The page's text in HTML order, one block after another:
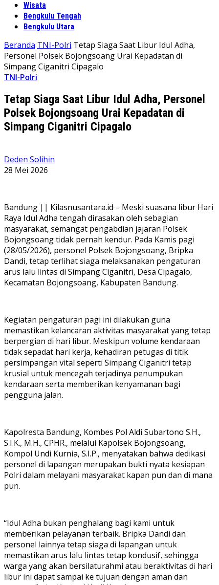
Wisata
Bengkulu Tengah
Bengkulu Utara
Beranda TNI-Polri Tetap Siaga Saat Libur Idul Adha,
Personel Polsek Bojongsoang Urai Kepadatan di
Simpang Ciganitri Cipagalo
TNI-Polri
Tetap Siaga Saat Libur Idul Adha, Personel
Polsek Bojongsoang Urai Kepadatan di
Simpang Ciganitri Cipagalo
Deden Solihin
28 Mei 2026
Bandung || Kilasnusantara.id – Meski suasana libur Hari
Raya Idul Adha tengah dirasakan oleh sebagian
masyarakat, semangat pengabdian jajaran Polsek
Bojongsoang tidak pernah kendur. Pada Kamis pagi
(28/05/2026), personel Polsek Bojongsoang, Bripka
Dandi, tetap terlihat siaga melaksanakan pengaturan
arus lalu lintas di Simpang Ciganitri, Desa Cipagalo,
Kecamatan Bojongsoang, Kabupaten Bandung.
Kegiatan pengaturan pagi ini dilakukan guna
memastikan kelancaran aktivitas masyarakat yang tetap
berpergian di hari libur. Meskipun volume kendaraan
tidak sepadat hari kerja, kehadiran petugas di titik
persimpangan vital seperti Simpang Ciganitri tetap
krusial untuk mencegah terjadinya penumpukan
kendaraan serta memberikan kenyamanan bagi
pengguna jalan.
Kapolresta Bandung, Kombes Pol Aldi Subartono S.H.,
S.I.K., M.H., CPHR., melalui Kapolsek Bojongsoang,
Kompol Undi Kurnia, S.I.P., menyatakan bahwa dedikasi
personel di lapangan merupakan bukti nyata kesiapan
Polri dalam melayani masyarakat kapan pun dan di mana
pun.
“Idul Adha bukan penghalang bagi kami untuk
memberikan pelayanan terbaik. Bripka Dandi dan
personel lainnya tetap siaga di lapangan untuk
memastikan arus lalu lintas tetap kondusif, sehingga
warga yang akan bersilaturahmi atau beraktivitas di hari
libur ini dapat sampai ke tujuan dengan aman dan